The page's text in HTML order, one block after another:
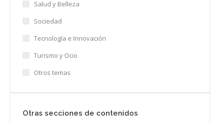
Salud y Belleza
Sociedad
Tecnología e Innovación
Turismo y Ocio
Otros temas
Otras secciones de contenidos